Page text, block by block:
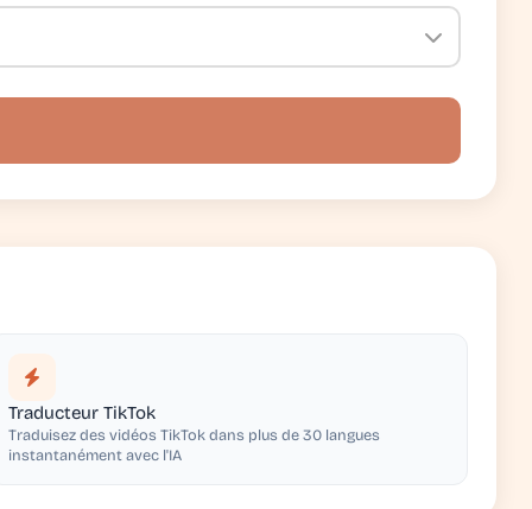
Traducteur TikTok
Traduisez des vidéos TikTok dans plus de 30 langues
instantanément avec l'IA